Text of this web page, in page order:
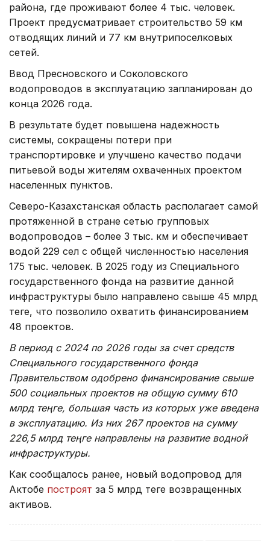
района, где проживают более 4 тыс. человек.
Проект предусматривает строительство 59 км
отводящих линий и 77 км внутрипоселковых
сетей.
Ввод Пресновского и Соколовского
водопроводов в эксплуатацию запланирован до
конца 2026 года.
В результате будет повышена надежность
системы, сокращены потери при
транспортировке и улучшено качество подачи
питьевой воды жителям охваченных проектом
населенных пунктов.
Северо-Казахстанская область располагает самой
протяженной в стране сетью групповых
водопроводов – более 3 тыс. км и обеспечивает
водой 229 сел с общей численностью населения
175 тыс. человек. В 2025 году из Специального
государственного фонда на развитие данной
инфраструктуры было направлено свыше 45 млрд
теңге, что позволило охватить финансированием
48 проектов.
В период с 2024 по 2026 годы за счет средств
Специального государственного фонда
Правительством одобрено финансирование свыше
500 социальных проектов на общую сумму 610
млрд теңге, большая часть из которых уже введена
в эксплуатацию. Из них 267 проектов на сумму
226,5 млрд теңге направлены на развитие водной
инфраструктуры.
Как сообщалось ранее, новый водопровод для
Актобе построят за 5 млрд теңге возвращенных
активов.